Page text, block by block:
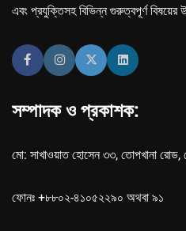
এবং প্রযুক্তিসহ বিভিন্ন গুরুত্বপূর্ণ
সম্পাদক ও প্রকাশক:
মো: সাখাওয়াত হোসেন ৩৩, তোপখানা রোড,
ফোনঃ +৮৮০২-৪১০৫২২৯০ অথবা ৯১